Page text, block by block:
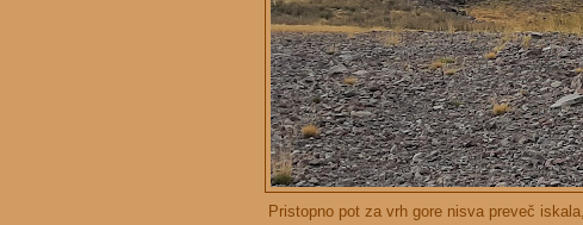
Pristopno pot za vrh gore nisva preveč